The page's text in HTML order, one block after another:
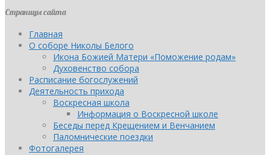
Страницы сайта
Главная
О соборе Николы Белого
Икона Божией Матери «Поможение родам»
Духовенство собора
Расписание богослужений
Деятельность прихода
Воскресная школа
Информация о Воскресной школе
Беседы перед Крещением и Венчанием
Паломнические поездки
Фотогалерея